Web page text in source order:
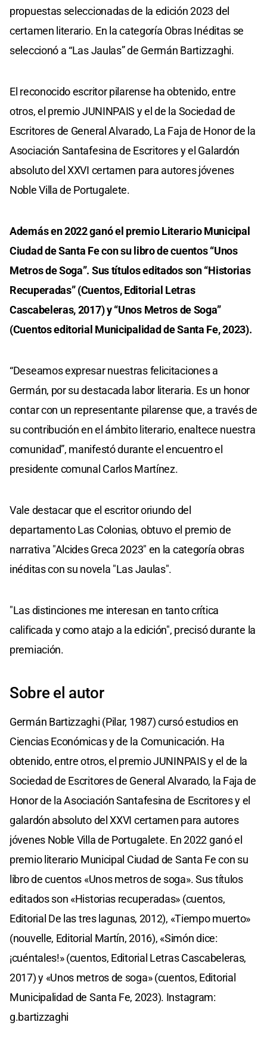
propuestas seleccionadas de la edición 2023 del
certamen literario. En la categoría Obras Inéditas se
seleccionó a “Las Jaulas” de Germán Bartizzaghi.
El reconocido escritor pilarense ha obtenido, entre
otros, el premio JUNINPAIS y el de la Sociedad de
Escritores de General Alvarado, La Faja de Honor de la
Asociación Santafesina de Escritores y el Galardón
absoluto del XXVI certamen para autores jóvenes
Noble Villa de Portugalete.
Además en 2022 ganó el premio Literario Municipal
Ciudad de Santa Fe con su libro de cuentos “Unos
Metros de Soga”. Sus títulos editados son “Historias
Recuperadas” (Cuentos, Editorial Letras
Cascabeleras, 2017) y “Unos Metros de Soga”
(Cuentos editorial Municipalidad de Santa Fe, 2023).
“Deseamos expresar nuestras felicitaciones a
Germán, por su destacada labor literaria. Es un honor
contar con un representante pilarense que, a través de
su contribución en el ámbito literario, enaltece nuestra
comunidad”, manifestó durante el encuentro el
presidente comunal Carlos Martínez.
Vale destacar que el escritor oriundo del
departamento Las Colonias, obtuvo el premio de
narrativa "Alcides Greca 2023" en la categoría obras
inéditas con su novela "Las Jaulas".
"Las distinciones me interesan en tanto crítica
calificada y como atajo a la edición", precisó durante la
premiación.
Sobre el autor
Germán Bartizzaghi (Pilar, 1987) cursó estudios en
Ciencias Económicas y de la Comunicación. Ha
obtenido, entre otros, el premio JUNINPAIS y el de la
Sociedad de Escritores de General Alvarado, la Faja de
Honor de la Asociación Santafesina de Escritores y el
galardón absoluto del XXVI certamen para autores
jóvenes Noble Villa de Portugalete. En 2022 ganó el
premio literario Municipal Ciudad de Santa Fe con su
libro de cuentos «Unos metros de soga». Sus títulos
editados son «Historias recuperadas» (cuentos,
Editorial De las tres lagunas, 2012), «Tiempo muerto»
(nouvelle, Editorial Martín, 2016), «Simón dice:
¡cuéntales!» (cuentos, Editorial Letras Cascabeleras,
2017) y «Unos metros de soga» (cuentos, Editorial
Municipalidad de Santa Fe, 2023). Instagram:
g.bartizzaghi